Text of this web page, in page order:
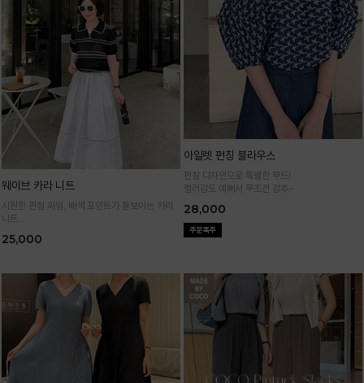
웨이브 카라 니트
시원한 펀칭 짜임, 배색 포인트가 돋보이는 카라
니트
하게 입어요
25,000
아일렛 펀칭 블라우스
펀칭 디자인으로 특별한 무드!
컬러감도 예뻐서 무조건 강추~
28,000